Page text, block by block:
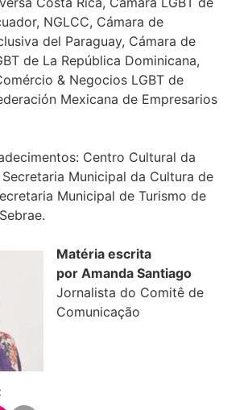
NGLCC, Cámara de
del Paraguay, Cámara de
de La República Dominicana,
& Negocios LGBT de
Mexicana de Empresarios
Centro Cultural da
Municipal da Cultura de
Municipal de Turismo de
Matéria escrita
porAmanda Santiago
Jornalista do Comitê de
Comunicação